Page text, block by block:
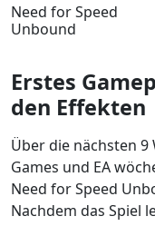
Need for Speed
Unbound
Erstes
den Effekten
Über die nächsten
Games und EA
Need for Speed
Nachdem das Spiel